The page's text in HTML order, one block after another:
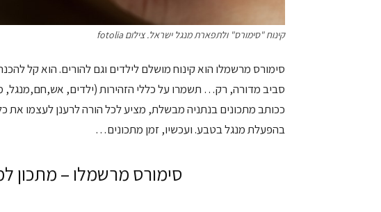
קינוח "סימורס" ולתפארת מנגל ישראל. צילום fotolia
סימורס מרשמלו הוא קינוח מושלם לילדים וגם להורים. הוא קל
סביב מדורה, רק… תשמרו על כללי הזהירות (ילדים, אש,חם,מנגל,
ככותב מתכונים בנתניה מבשלת, מציע לכל הורה לרענן לעצמו את
בהפעלת מנגל בטבע. ועכשיו, זמן מתכונים…
סימורס מרשמלו – מתכון